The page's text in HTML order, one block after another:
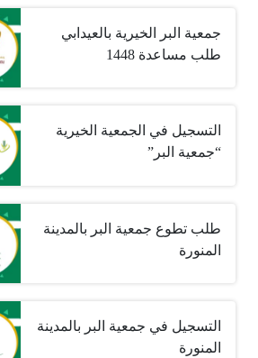
جمعية البر الخيرية بالعيدابي
طلب مساعدة 1448
التسجيل في الجمعية الخيرية
“جمعية البر”
طلب تطوع جمعية البر بالمدينة
المنورة
التسجيل في جمعية البر بالمدينة
المنورة‎ ‎